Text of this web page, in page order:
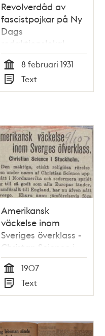
Revolverdåd av
fascistpojkar på Ny
Dags
redaktionslokal.
Sillén skulle slås i
bojor
Tid
8 februari 1931
Typ
Text
Amerikansk
väckelse inom
Sveriges överklass -
Christan Science i
Stockholm
Tid
1907
Typ
Text